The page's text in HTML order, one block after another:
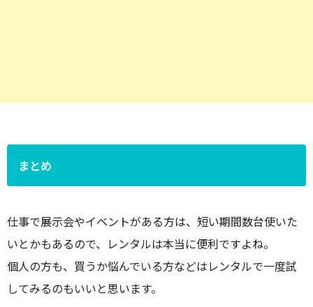
まとめ
仕事で展示会やイベントがある方は、短い期間数台使いた
いとかもあるので、レンタルは本当に便利ですよね。
個人の方も、買うか悩んでいる方などはレンタルで一度試
してみるのもいいと思います。